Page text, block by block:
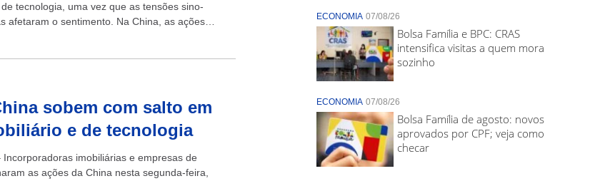
tecnologia, uma vez que as tensões sino-
afetaram o sentimento. Na China, as ações
sobem com salto em
e de tecnologia
Incorporadoras imobiliárias e empresas de
as ações da China nesta segunda-feira,
ECONOMIA 07/08/26
Bolsa Família e BPC: CRAS
intensifica visitas a quem mora
sozinho
ECONOMIA 07/08/26
Bolsa Família de agosto: novos
aprovados por CPF; veja como
checar